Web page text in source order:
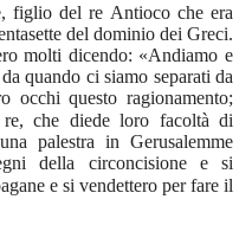
figlio del re Antioco che era
del dominio dei Greci.
molti dicendo: «Andiamo e
quando ci siamo separati da
occhi questo ragionamento;
che diede loro facoltà di
palestra in Gerusalemme
della circoncisione e si
e si vendettero per fare il